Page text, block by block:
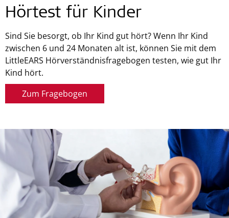
Hörtest für Kinder
Sind Sie besorgt, ob Ihr Kind gut hört? Wenn Ihr Kind
zwischen 6 und 24 Monaten alt ist, können Sie mit dem
LittleEARS Hörverständnisfragebogen testen, wie gut Ihr
Kind hört.
Zum Fragebogen